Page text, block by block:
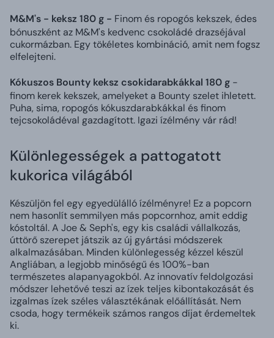
M&M's - keksz 180 g - Finom és ropogós kekszek, édes
bónuszként az M&M's kedvenc csokoládé drazséjával
cukormázban. Egy tökéletes kombináció, amit nem fogsz
elfelejteni.
Kókuszos Bounty keksz csokidarabkákkal 180 g -
finom kerek kekszek, amelyeket a Bounty szelet ihletett.
Puha, sima, ropogós kókuszdarabkákkal és finom
tejcsokoládéval gazdagított. Igazi ízélmény vár rád!
Különlegességek a pattogatott
kukorica világából
Készüljön fel egy egyedülálló ízélményre! Ez a popcorn
nem hasonlít semmilyen más popcornhoz, amit eddig
kóstoltál. A Joe & Seph's, egy kis családi vállalkozás,
úttörő szerepet játszik az új gyártási módszerek
alkalmazásában. Minden különlegesség kézzel készül
Angliában, a legjobb minőségű és 100%-ban
természetes alapanyagokból. Az innovatív feldolgozási
módszer lehetővé teszi az ízek teljes kibontakozását és
izgalmas ízek széles választékának előállítását. Nem
csoda, hogy termékeik számos rangos díjat érdemeltek
ki.